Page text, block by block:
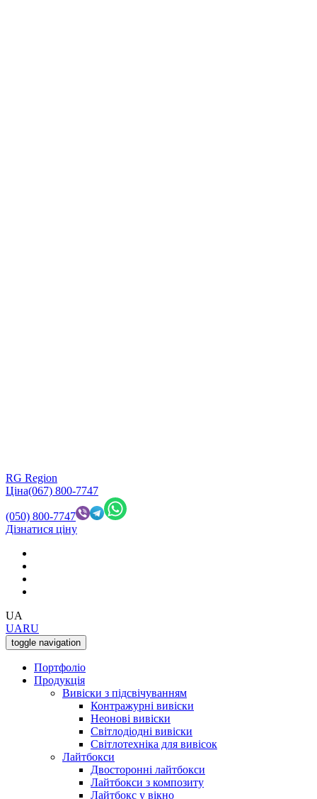
RG Region
Ціна(067) 800-7747
(050) 800-7747
Дізнатися ціну
UA
UARU
toggle navigation
Портфоліо
Продукція
Вивіски з підсвічуванням
Контражурні вивіски
Неонові вивіски
Світлодіодні вивіски
Світлотехніка для вивісок
Лайтбокси
Двосторонні лайтбокси
Лайтбокси з композиту
Лайтбокс у вікно